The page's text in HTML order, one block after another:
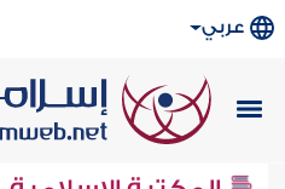
عربي